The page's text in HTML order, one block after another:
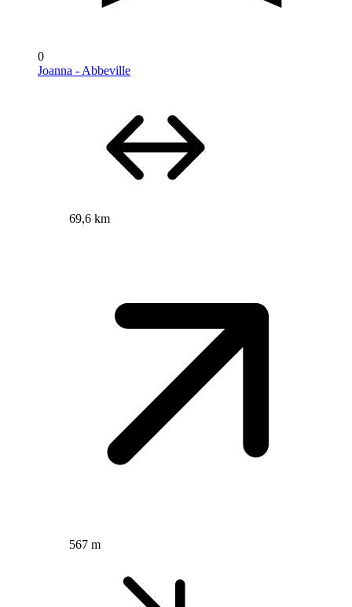
0
Joanna - Abbeville
69,6 km
567 m